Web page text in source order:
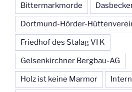
Bittermarkmorde
Dortmund-Hörder-
Friedhof des Stalag VI K
Gelsenkirchner Bergbau-AG
Holz ist keine Marmor